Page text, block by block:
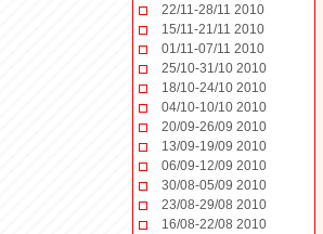
22/11-28/11 2010
15/11-21/11 2010
01/11-07/11 2010
25/10-31/10 2010
18/10-24/10 2010
04/10-10/10 2010
20/09-26/09 2010
13/09-19/09 2010
06/09-12/09 2010
30/08-05/09 2010
23/08-29/08 2010
16/08-22/08 2010